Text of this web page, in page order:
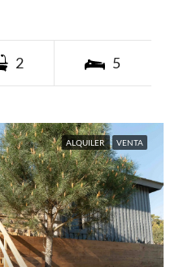
2 5
ALQUILER VENTA